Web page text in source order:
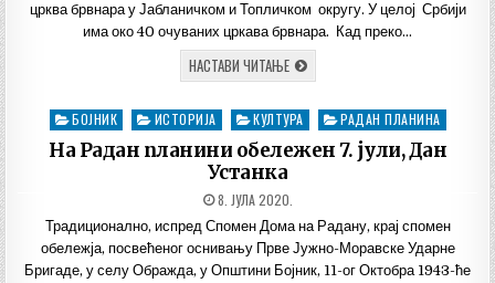
црква брвнара у Јабланичком и Топличком округу. У целој Србији
има око 40 очуваних цркава брвнара. Кад преко…
НАСТАВИ ЧИТАЊЕЛАЗАРИЦА-
ЦРКВА
У
ПРОЛОМ
БАЊИ
Posted
in
БОЈНИК ИСТОРИЈА КУЛТУРА РАДАН ПЛАНИНА
На Радан планини обележен 7. јули, Дан
Устанка
ДАТУМ
ОБЈАВЉИВАЊА:
8. ЈУЛА 2020.
Традиционално, испред Спомен Дома на Радану, крај спомен
обележја, посвећеног оснивању Прве Јужно-Моравске Ударне
Бригаде, у селу Ображда, у Општини Бојник, 11-ог Октобра 1943-ће